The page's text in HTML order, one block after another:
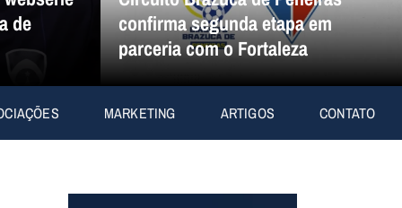
de
confirma segunda etapa em
parceria com o Fortaleza
MARKETING ARTIGOS CONTATO